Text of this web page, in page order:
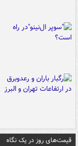
قیمت‌های روز در یک نگاه